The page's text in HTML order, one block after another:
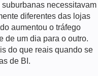
necessitavam
diferentes das lojas
aumentou o tráfego
de um dia para o outro.
do que reais quando se
de BI.